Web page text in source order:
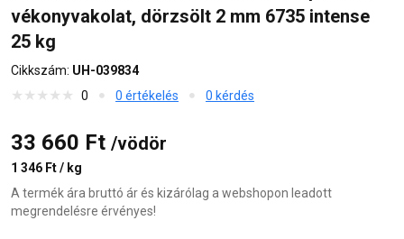
vékonyvakolat, dörzsölt 2 mm 6735 intense
25 kg
Cikkszám: UH-039834
0
0 értékelés 0 kérdés
33 660 Ft /vödör
1 346 Ft / kg
A termék ára bruttó ár és kizárólag a webshopon leadott
megrendelésre érvényes!